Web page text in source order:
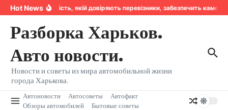
Перейти к содержанию
Hot NewsНадійність, якій довіряють перевізники, забезпечить
Разборка Харьков.
Авто новости.
Новости и советы из мира автомобильной жизни
города Харькова.
Автоновости Автосоветы
Автофакт
Обзоры автомобилей
Бытовые советы